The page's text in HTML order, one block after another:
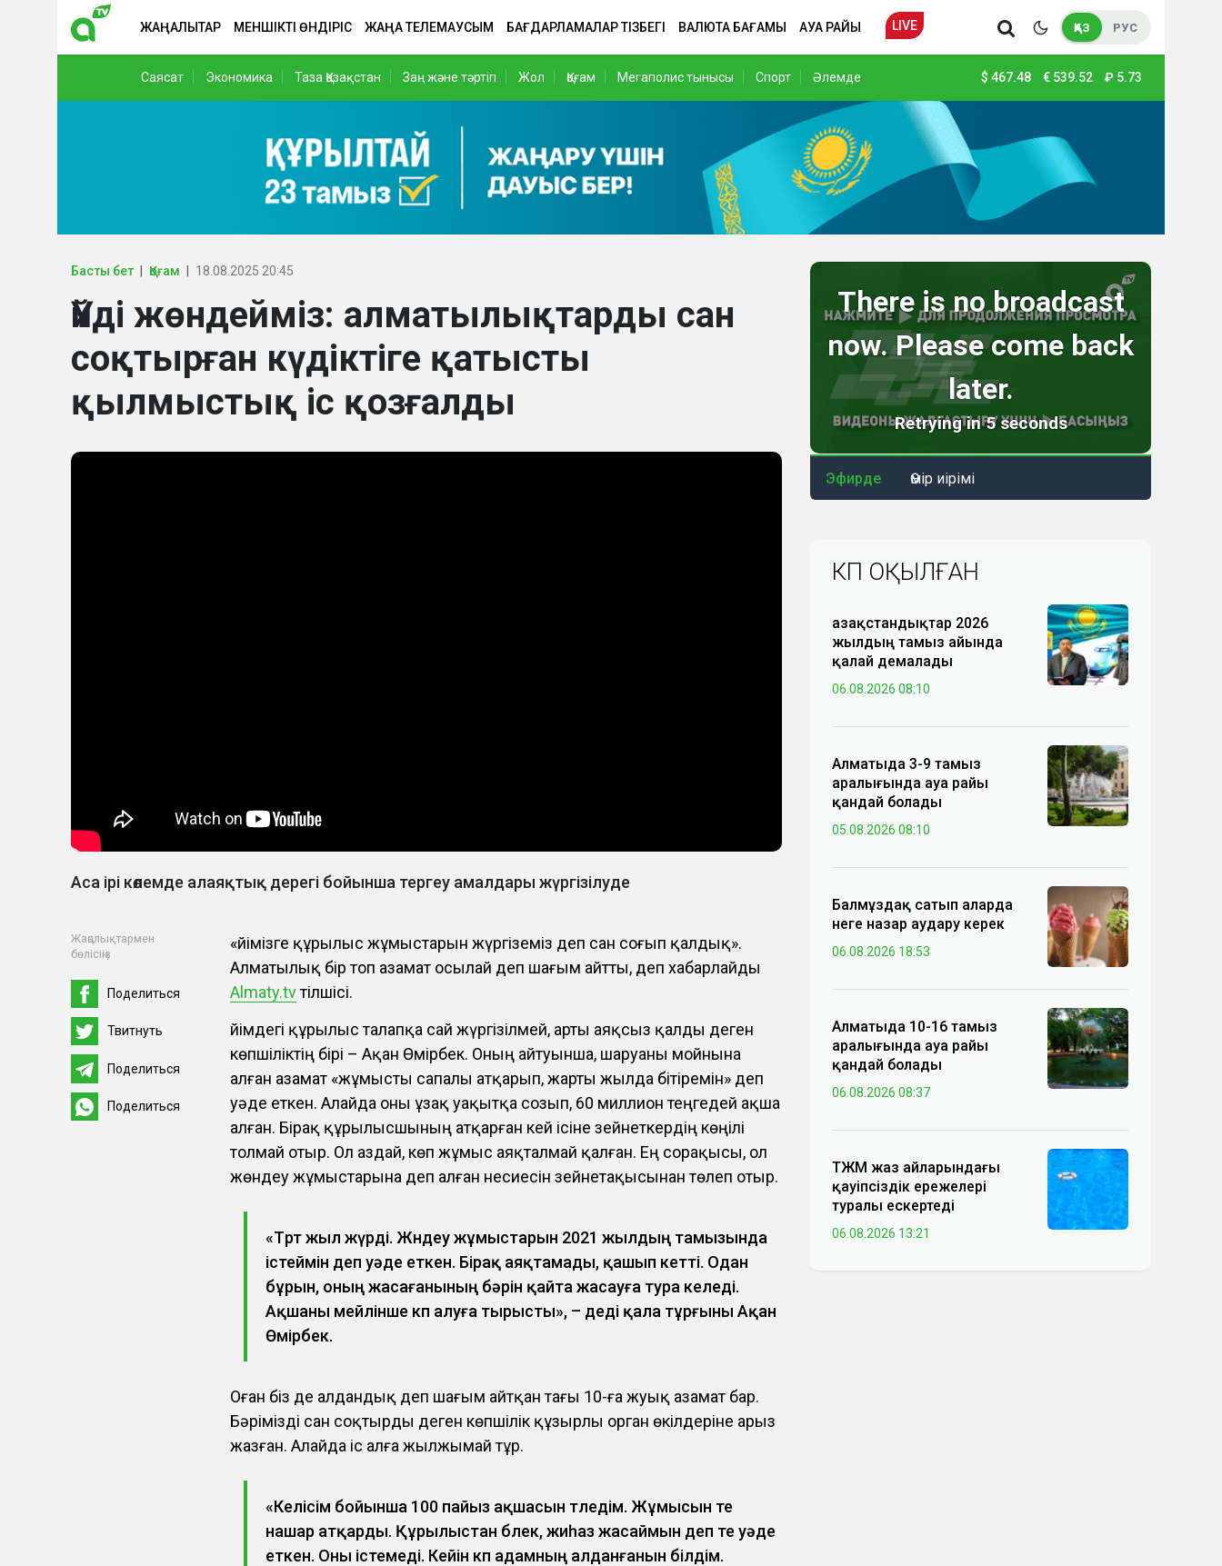
ЖАҢАЛЫҚТАР МЕНШІКТІ ӨНДІРІС ЖАҢА ТЕЛЕМАУСЫМ БАҒДАРЛАМАЛАР ТІЗБЕГІ ВАЛЮТА БАҒАМЫ АУА РАЙЫ LIVE ҚАЗ РУС
Саясат Экономика Таза Қазақстан Заң және тәртіп Жол Қоғам Мегаполис тынысы Спорт Әлемде $ 467.48 € 539.52 ₽ 5.73
Басты бет Қоғам 18.08.2025 20:45
Үйді жөндейміз: алматылықтарды сан
соқтырған күдіктіге қатысты
қылмыстық іс қозғалды
Аса ірі көлемде алаяқтық дерегі бойынша тергеу амалдары жүргізілуде
Жаңалықтармен
бөлісіңіз
Поделиться
Твитнуть
Поделиться
Поделиться
«Үйімізге құрылыс жұмыстарын жүргіземіз деп сан соғып қалдық».
Алматылық бір топ азамат осылай деп шағым айтты, деп хабарлайды
Almaty.tvтілшісі.
Үйімдегі құрылыс талапқа сай жүргізілмей, арты аяқсыз қалды деген
көпшіліктің бірі – Ақан Өмірбек. Оның айтуынша, шаруаны мойнына
алған азамат «жұмысты сапалы атқарып, жарты жылда бітіремін» деп
уәде еткен. Алайда оны ұзақ уақытқа созып, 60 миллион теңгедей ақша
алған. Бірақ құрылысшының атқарған кей ісіне зейнеткердің көңілі
толмай отыр. Ол аздай, көп жұмыс аяқталмай қалған. Ең сорақысы, ол
жөндеу жұмыстарына деп алған несиесін зейнетақысынан төлеп отыр.
«Төрт жыл жүрді. Жөндеу жұмыстарын 2021 жылдың тамызында
істеймін деп уәде еткен. Бірақ аяқтамады, қашып кетті. Одан
бұрын, оның жасағанының бәрін қайта жасауға тура келеді.
Ақшаны мейлінше көп алуға тырысты», – деді қала тұрғыны Ақан
Өмірбек.
Оған біз де алдандық деп шағым айтқан тағы 10-ға жуық азамат бар.
Бәрімізді сан соқтырды деген көпшілік құзырлы орган өкілдеріне арыз
жазған. Алайда іс алға жылжымай тұр.
«Келісім бойынша 100 пайыз ақшасын төледім. Жұмысын өте
нашар атқарды. Құрылыстан бөлек, жиһаз жасаймын деп те уәде
еткен. Оны істемеді. Кейін көп адамның алданғанын білдім.
Эфирде Өмір иірімі
КӨП ОҚЫЛҒАН
Қазақстандықтар 2026
жылдың тамыз айында
қалай демалады
06.08.2026 08:10
Алматыда 3-9 тамыз
аралығында ауа райы
қандай болады
05.08.2026 08:10
Балмұздақ сатып аларда
неге назар аудару керек
06.08.2026 18:53
Алматыда 10-16 тамыз
аралығында ауа райы
қандай болады
06.08.2026 08:37
ТЖМ жаз айларындағы
қауіпсіздік ережелері
туралы ескертеді
06.08.2026 13:21